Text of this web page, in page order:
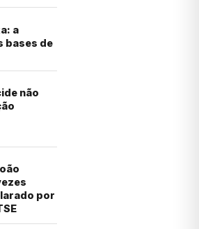
a
bases de
não
por